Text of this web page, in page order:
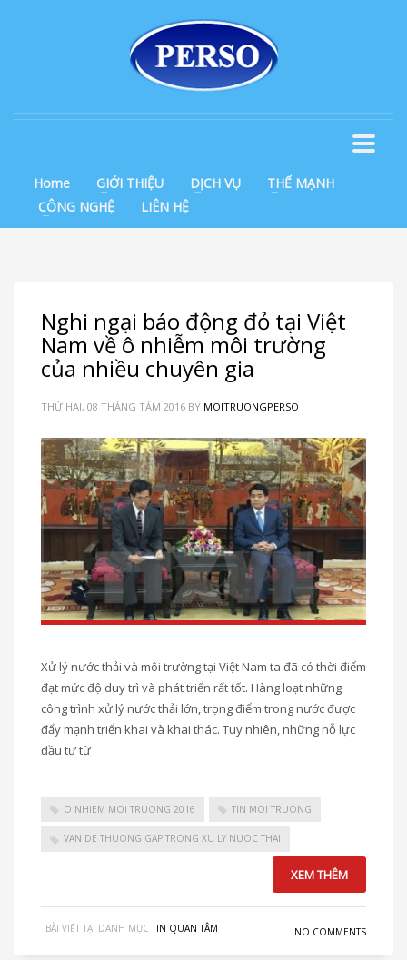
Home GIỚI THIỆU DỊCH VỤ
THẾ MẠNH
CÔNG NGHỆ
LIÊN HỆ
Nghi ngại báo động đỏ tại Việt
Nam về ô nhiễm môi trường
của nhiều chuyên gia
THỨ HAI, 08 THÁNG TÁM 2016 BY MOITRUONGPERSO
Xử lý nước thải và môi trường tại Việt Nam ta đã có thời điểm
đạt mức độ duy trì và phát triển rất tốt. Hàng loạt những
công trình xử lý nước thải lớn, trọng điểm trong nước được
đẩy mạnh triển khai và khai thác. Tuy nhiên, những nỗ lực
đầu tư từ
O NHIEM MOI TRUONG 2016 TIN MOI TRUONG
VAN DE THUONG GAP TRONG XU LY NUOC THAI
XEM THÊM
BÀI VIẾT TẠI DANH MỤC TIN QUAN TÂM NO COMMENTS